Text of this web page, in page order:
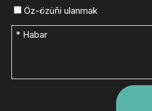
Öz-özüňi ulanmak